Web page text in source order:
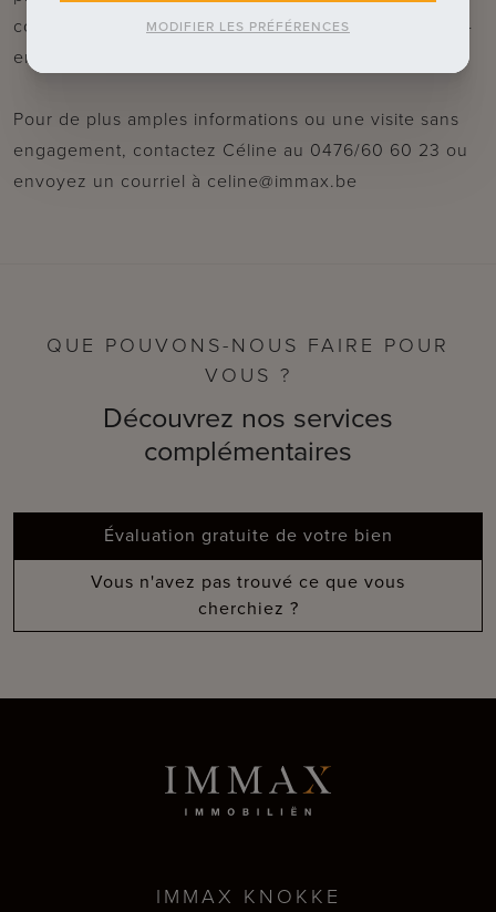
confortable et durable avec un jardin orienté au sud -
entièrement adaptée à vos souhaits.
Pour de plus amples informations ou une visite sans
engagement, contactez Céline au 0476/60 60 23 ou
envoyez un courriel à celine@immax.be
QUE POUVONS-NOUS FAIRE POUR
VOUS ?
Découvrez nos services
complémentaires
Évaluation gratuite de votre bien
Vous n'avez pas trouvé ce que vous
cherchiez ?
IMMAX KNOKKE
MODIFIER LES PRÉFÉRENCES